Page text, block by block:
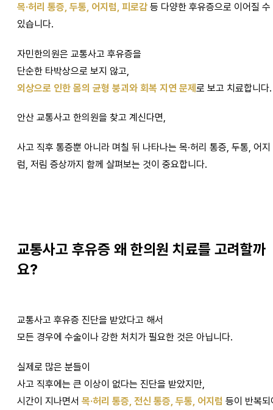
목·허리 통증, 두통, 어지럼, 피로감 등 다양한 후유증으로 이어질 수
있습니다.
자민한의원은 교통사고 후유증을
단순한 타박상으로 보지 않고,
외상으로 인한 몸의 균형 붕괴와 회복 지연 문제 로 보고 치료합니다.
안산 교통사고 한의원을 찾고 계신다면,
사고 직후 통증뿐 아니라 며칠 뒤 나타나는 목·허리 통증, 두통, 어지
럼, 저림 증상까지 함께 살펴보는 것이 중요합니다.
교통사고 후유증 왜 한의원 치료를 고려할까
요?
교통사고 후유증 진단을 받았다고 해서
모든 경우에 수술이나 강한 처치가 필요한 것은 아닙니다.
실제로 많은 분들이
사고 직후에는 큰 이상이 없다는 진단을 받았지만,
시간이 지나면서 목·허리 통증, 전신 통증, 두통, 어지럼 등이 반복되